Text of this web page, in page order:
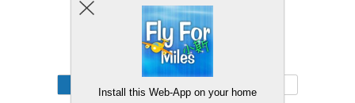
Back to top
Install this Web-App on your home